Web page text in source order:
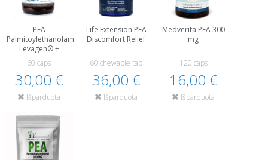
PEA
Palmitoylethanolamide
Levagen® +
60 caps
30,00 €
Išparduota
Life Extension PEA
Discomfort Relief
60 chewable tab
36,00 €
Išparduota
Medverita PEA 300
mg
120 caps
16,00 €
Išparduota